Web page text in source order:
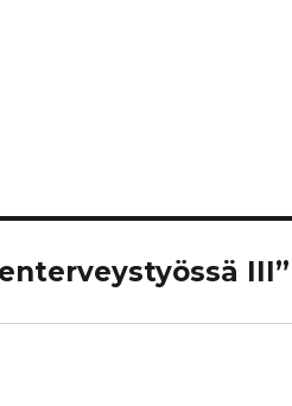
III”